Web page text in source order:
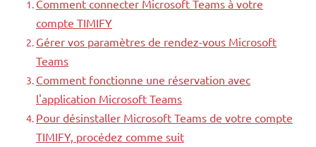
Comment connecter Microsoft Teams à votre
compte TIMIFY
Gérer vos paramètres de rendez-vous Microsoft
Teams
Comment fonctionne une réservation avec
l'application Microsoft Teams
Pour désinstaller Microsoft Teams de votre compte
TIMIFY, procédez comme suit